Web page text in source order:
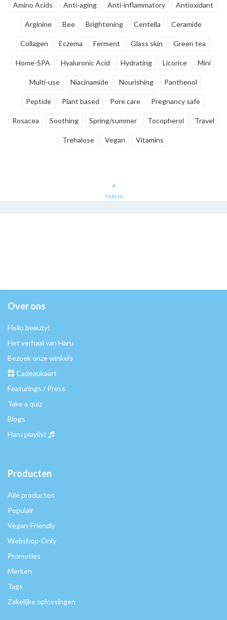
Amino Acids Anti-aging Anti-inflammatory Antioxidant
Arginine Bee Brightening Centella Ceramide
Collagen Eczema Ferment Glass skin Green tea
Home-SPA Hyaluronic Acid Hydrating Licorice Mini
Multi-use Niacinamide Nourishing Panthenol
Peptide Plant based Pore care Pregnancy safe
Rosacea Soothing Spring/summer Tocopherol Travel
Trehalose Vegan Vitamins
TERUG
Over ons
Hello beauty!
Het verhaal van Haru
Bezoek onze winkels
Cadeaukaart
Featurings / Press
Take a quiz
Blogs
Haru playlist
Producten
Alle producten
Populair
Vegan-Friendly
Webshop-Only
Promoties
Merken
Tags
Zakelijke oplossingen